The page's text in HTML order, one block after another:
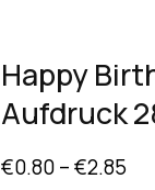
Happy
Aufdruck
€0.80–€2.85